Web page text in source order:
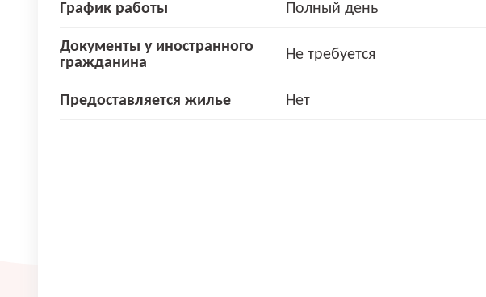
График работы Полный день
Документы у иностранного
гражданина
Не требуется
Предоставляется жилье Нет